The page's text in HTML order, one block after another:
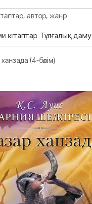
кітаптар Тұлғалық даму
(4-бөлім)